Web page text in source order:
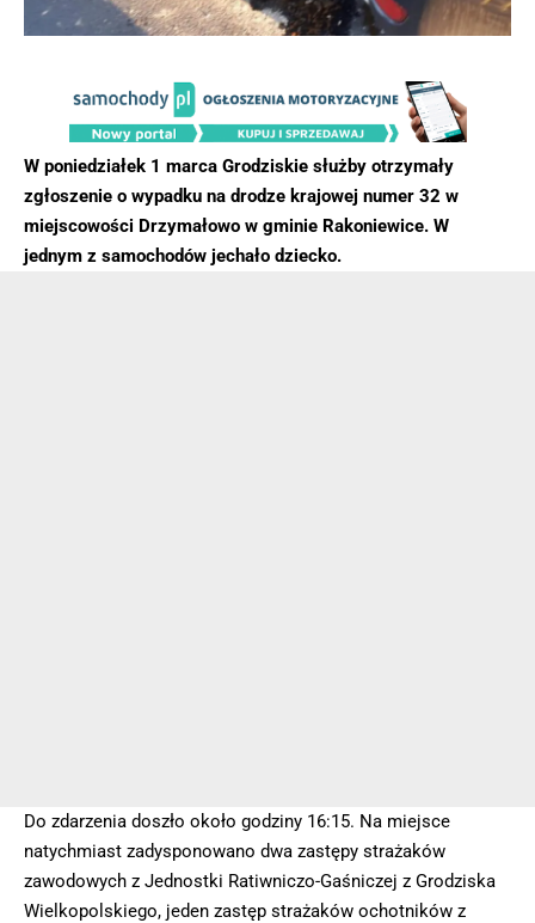
W poniedziałek 1 marca Grodziskie służby otrzymały
zgłoszenie o wypadku na drodze krajowej numer 32 w
miejscowości Drzymałowo w gminie Rakoniewice. W
jednym z samochodów jechało dziecko.
Do zdarzenia doszło około godziny 16:15. Na miejsce
natychmiast zadysponowano dwa zastępy strażaków
zawodowych z Jednostki Ratiwniczo-Gaśniczej z Grodziska
Wielkopolskiego, jeden zastęp strażaków ochotników z